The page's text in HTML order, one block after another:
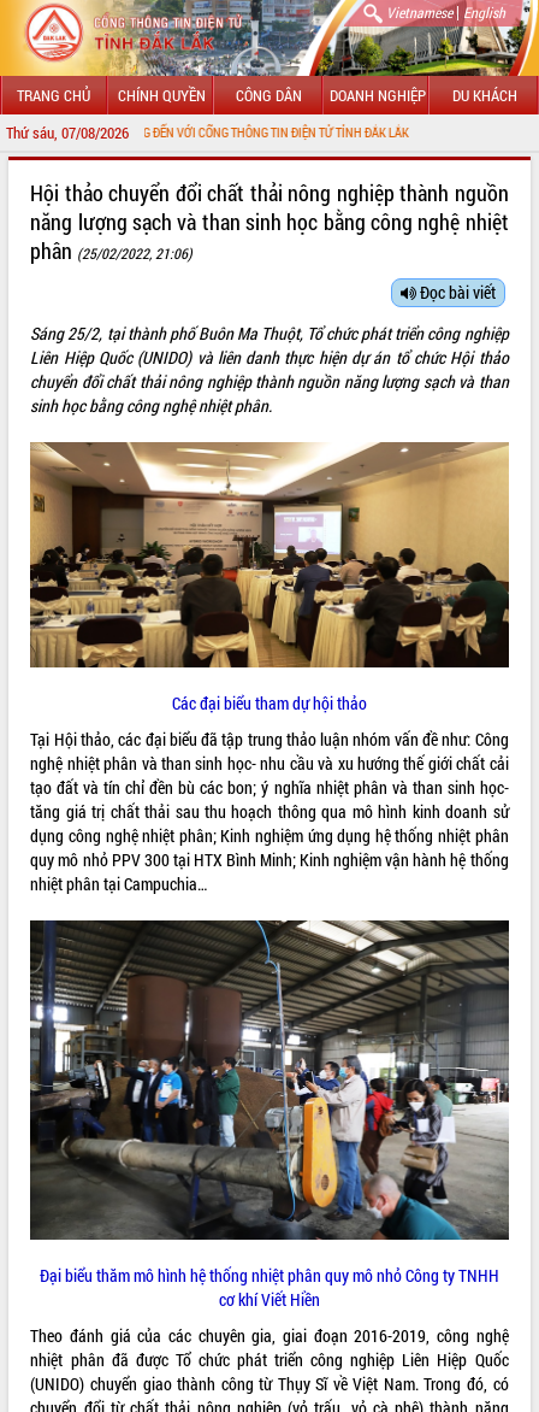
Vietnamese| English
TRANG CHỦ CHÍNH QUYỀN CÔNG DÂN DOANH NGHIỆP DU KHÁCH
Thứ sáu, 07/08/2026
MỪNG ĐẾN VỚI CỔNG THÔNG TIN ĐIỆN TỬ TỈNH ĐẮK LẮK
LÃNH ĐẠO UBND TỈNH
SỞ, BAN, NGÀNH
UBND CÁC XÃ, PHƯỜNG
HỆ THỐNG VĂN BẢN
ĐIỂM TIN VĂN BẢN
QUY HOẠCH - KẾ HOẠCH
VIDEO
Loading the player...
Khám bệnh, cấp phát thuốc miễn phí
và tặng quà người dân xã Cư Pui
tháng 7/2026
Lễ truy tặng danh hiệu “Bà Mẹ Việt
Nam Anh hùng” và trao Huân chương
Lao động
UBND tỉnh Đắk Lắk triển khai nhiệm
vụ 6 tháng cuối năm 2026
ALBUM ẢNH
Hội thảo chuyển đổi chất thải nông nghiệp thành nguồn
năng lượng sạch và than sinh học bằng công nghệ nhiệt
phân (25/02/2022, 21:06)
Đọc bài viết
Sáng 25/2, tại thành phố Buôn Ma Thuột, Tổ chức phát triển công nghiệp
Liên Hiệp Quốc (UNIDO) và liên danh thực hiện dự án tổ chức Hội thảo
chuyển đổi chất thải nông nghiệp thành nguồn năng lượng sạch và than
sinh học bằng công nghệ nhiệt phân.
Các đại biểu tham dự hội thảo
Tại Hội thảo, các đại biểu đã tập trung thảo luận nhóm vấn đề như: Công
nghệ nhiệt phân và than sinh học- nhu cầu và xu hướng thế giới chất cải
tạo đất và tín chỉ đền bù các bon; ý nghĩa nhiệt phân và than sinh học-
tăng giá trị chất thải sau thu hoạch thông qua mô hình kinh doanh sử
dụng công nghệ nhiệt phân; Kinh nghiệm ứng dụng hệ thống nhiệt phân
quy mô nhỏ PPV 300 tại HTX Bình Minh; Kinh nghiệm vận hành hệ thống
nhiệt phân tại Campuchia…
Đại biểu thăm mô hình hệ thống nhiệt phân quy mô nhỏ Công ty TNHH
cơ khí Viết Hiền
Theo đánh giá của các chuyên gia, giai đoạn 2016-2019, công nghệ
nhiệt phân đã được Tổ chức phát triển công nghiệp Liên Hiệp Quốc
(UNIDO) chuyển giao thành công từ Thụy Sĩ về Việt Nam. Trong đó, có
chuyển đổi từ chất thải nông nghiệp (vỏ trấu, vỏ cà phê) thành năng